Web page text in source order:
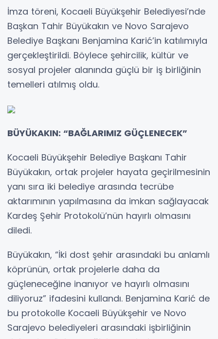
İmza töreni, Kocaeli Büyükşehir Belediyesi’nde
Başkan Tahir Büyükakın ve Novo Sarajevo
Belediye Başkanı Benjamina Karić’in katılımıyla
gerçekleştirildi. Böylece şehircilik, kültür ve
sosyal projeler alanında güçlü bir iş birliğinin
temelleri atılmış oldu.
BÜYÜKAKIN: “BAĞLARIMIZ GÜÇLENECEK”
Kocaeli Büyükşehir Belediye Başkanı Tahir
Büyükakın, ortak projeler hayata geçirilmesinin
yanı sıra iki belediye arasında tecrübe
aktarımının yapılmasına da imkan sağlayacak
Kardeş Şehir Protokolü’nün hayırlı olmasını
diledi.
Büyükakın, “İki dost şehir arasındaki bu anlamlı
köprünün, ortak projelerle daha da
güçleneceğine inanıyor ve hayırlı olmasını
diliyoruz” ifadesini kullandı. Benjamina Karić de
bu protokolle Kocaeli Büyükşehir ve Novo
Sarajevo belediyeleri arasındaki işbirliğinin